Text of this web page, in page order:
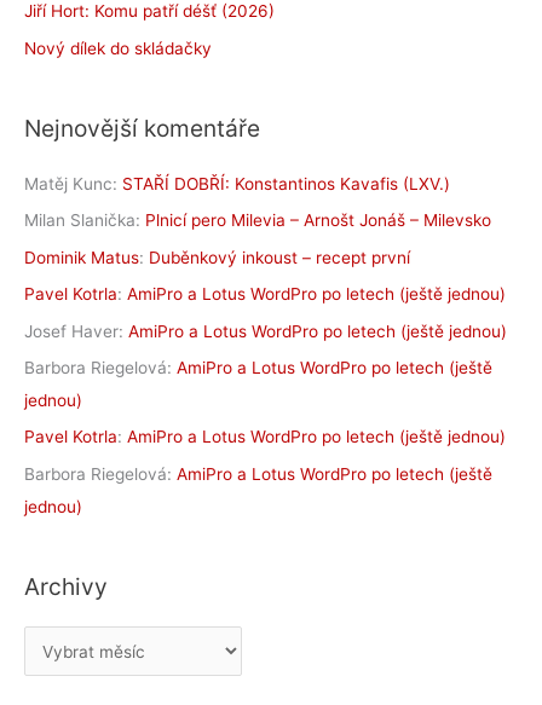
Jiří Hort: Komu patří déšť (2026)
Nový dílek do skládačky
Nejnovější komentáře
Matěj Kunc: STAŘÍ DOBŘÍ: Konstantinos Kavafis (LXV.)
Milan Slanička: Plnicí pero Milevia – Arnošt Jonáš – Milevsko
Dominik Matus: Duběnkový inkoust – recept první
Pavel Kotrla: AmiPro a Lotus WordPro po letech (ještě jednou)
Josef Haver: AmiPro a Lotus WordPro po letech (ještě jednou)
Barbora Riegelová: AmiPro a Lotus WordPro po letech (ještě
jednou)
Pavel Kotrla: AmiPro a Lotus WordPro po letech (ještě jednou)
Barbora Riegelová: AmiPro a Lotus WordPro po letech (ještě
jednou)
Archivy
r